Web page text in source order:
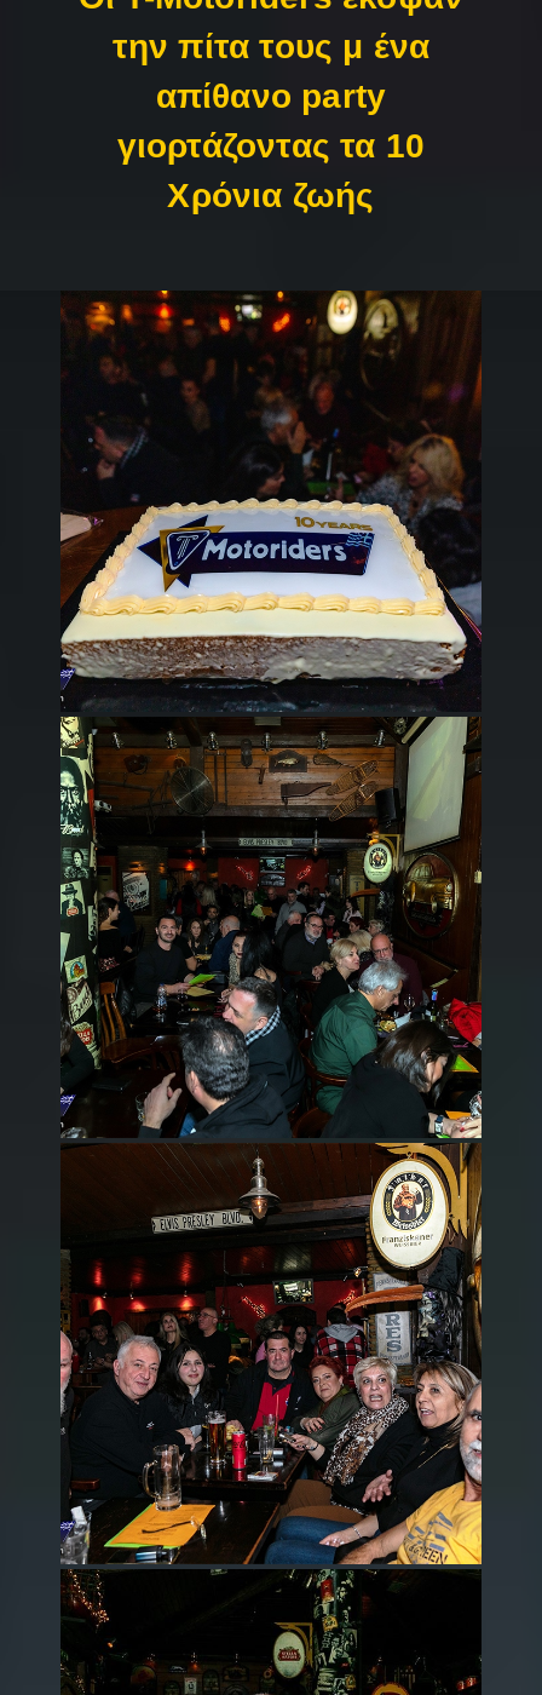
την πίτα τους μ ένα
απίθανο party
γιορτάζοντας τα 10
Χρόνια ζωής